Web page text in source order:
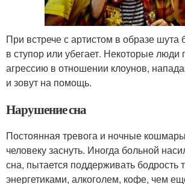
При встрече с артистом в образе шута
в ступор или убегает. Некоторые люди
агрессию в отношении клоунов,
и зовут на помощь.
Нарушение сна
Постоянная тревога и ночные
человеку заснуть. Иногда больной
сна, пытается поддерживать бодрость
энергетиками, алкоголем, кофе, чем